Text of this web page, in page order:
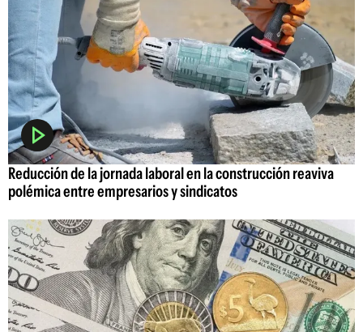
Reducción de la jornada laboral en la construcción reaviva
polémica entre empresarios y sindicatos